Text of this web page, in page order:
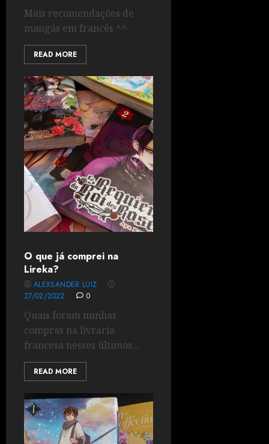
Mais recomendações de
mangás em francês ^^
READ MORE
O que já comprei na
Lireka?
ALEXSANDER LUIZ
27/02/2022
0
Quais foram minhas
compras na livraria
francesa nesses últimos...
READ MORE